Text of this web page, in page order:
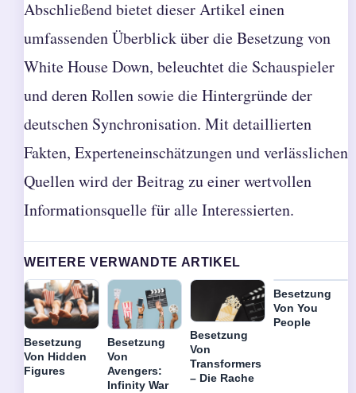
Abschließend bietet dieser Artikel einen
umfassenden Überblick über die Besetzung von
White House Down, beleuchtet die Schauspieler
und deren Rollen sowie die Hintergründe der
deutschen Synchronisation. Mit detaillierten
Fakten, Experteneinschätzungen und verlässlichen
Quellen wird der Beitrag zu einer wertvollen
Informationsquelle für alle Interessierten.
WEITERE VERWANDTE ARTIKEL
Besetzung
Von Hidden
Figures
Besetzung
Von
Avengers:
Infinity War
Besetzung
Von
Transformers
– Die Rache
Besetzung
Von You
People